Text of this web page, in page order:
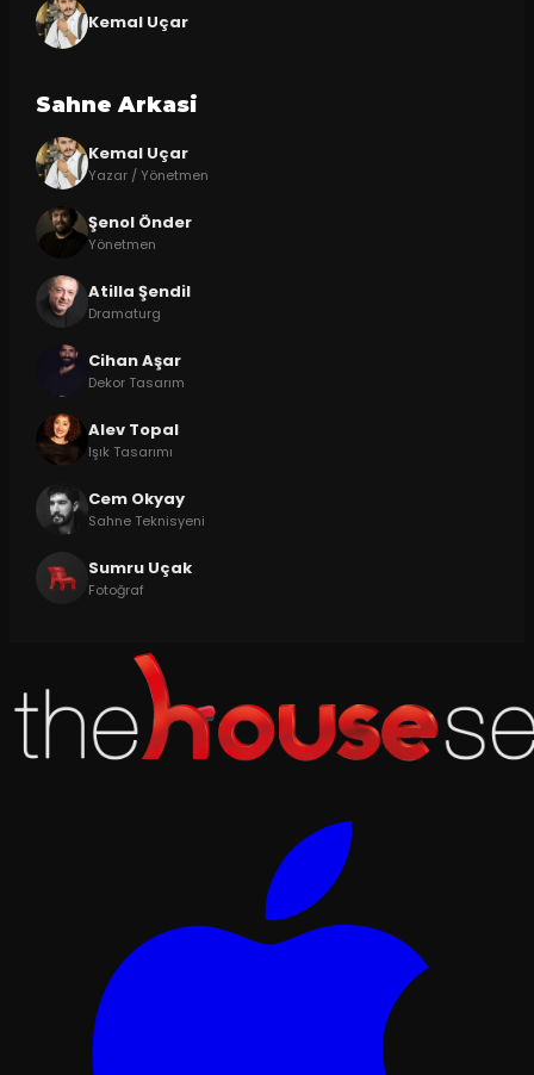
Kemal Uçar
Sahne Arkasi
Kemal Uçar
Yazar / Yönetmen
Şenol Önder
Yönetmen
Atilla Şendil
Dramaturg
Cihan Aşar
Dekor Tasarım
Alev Topal
Işık Tasarımı
Cem Okyay
Sahne Teknisyeni
Sumru Uçak
Fotoğraf